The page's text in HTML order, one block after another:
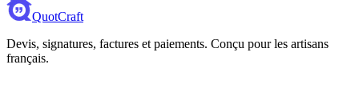
QuotCraft
Devis, signatures, factures et paiements. Conçu pour les artisans
français.